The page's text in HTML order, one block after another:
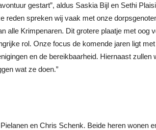
gestart”, aldus Saskia Bijl en Sethi
reden spreken wij vaak met onze
alle Krimpenaren. Dit grotere plaatje met oog
rol. Onze focus de komende jaren ligt
en de bereikbaarheid. Hiernaast zullen
wat ze doen.”
en Chris Schenk. Beide heren wonen